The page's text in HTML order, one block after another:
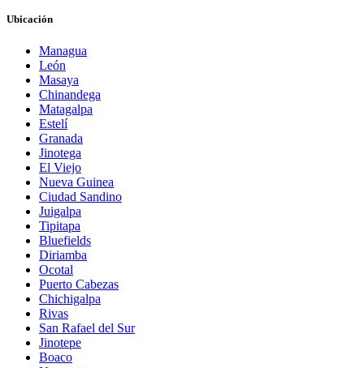
Ubicación
Managua
León
Masaya
Chinandega
Matagalpa
Estelí
Granada
Jinotega
El Viejo
Nueva Guinea
Ciudad Sandino
Juigalpa
Tipitapa
Bluefields
Diriamba
Ocotal
Puerto Cabezas
Chichigalpa
Rivas
San Rafael del Sur
Jinotepe
Boaco